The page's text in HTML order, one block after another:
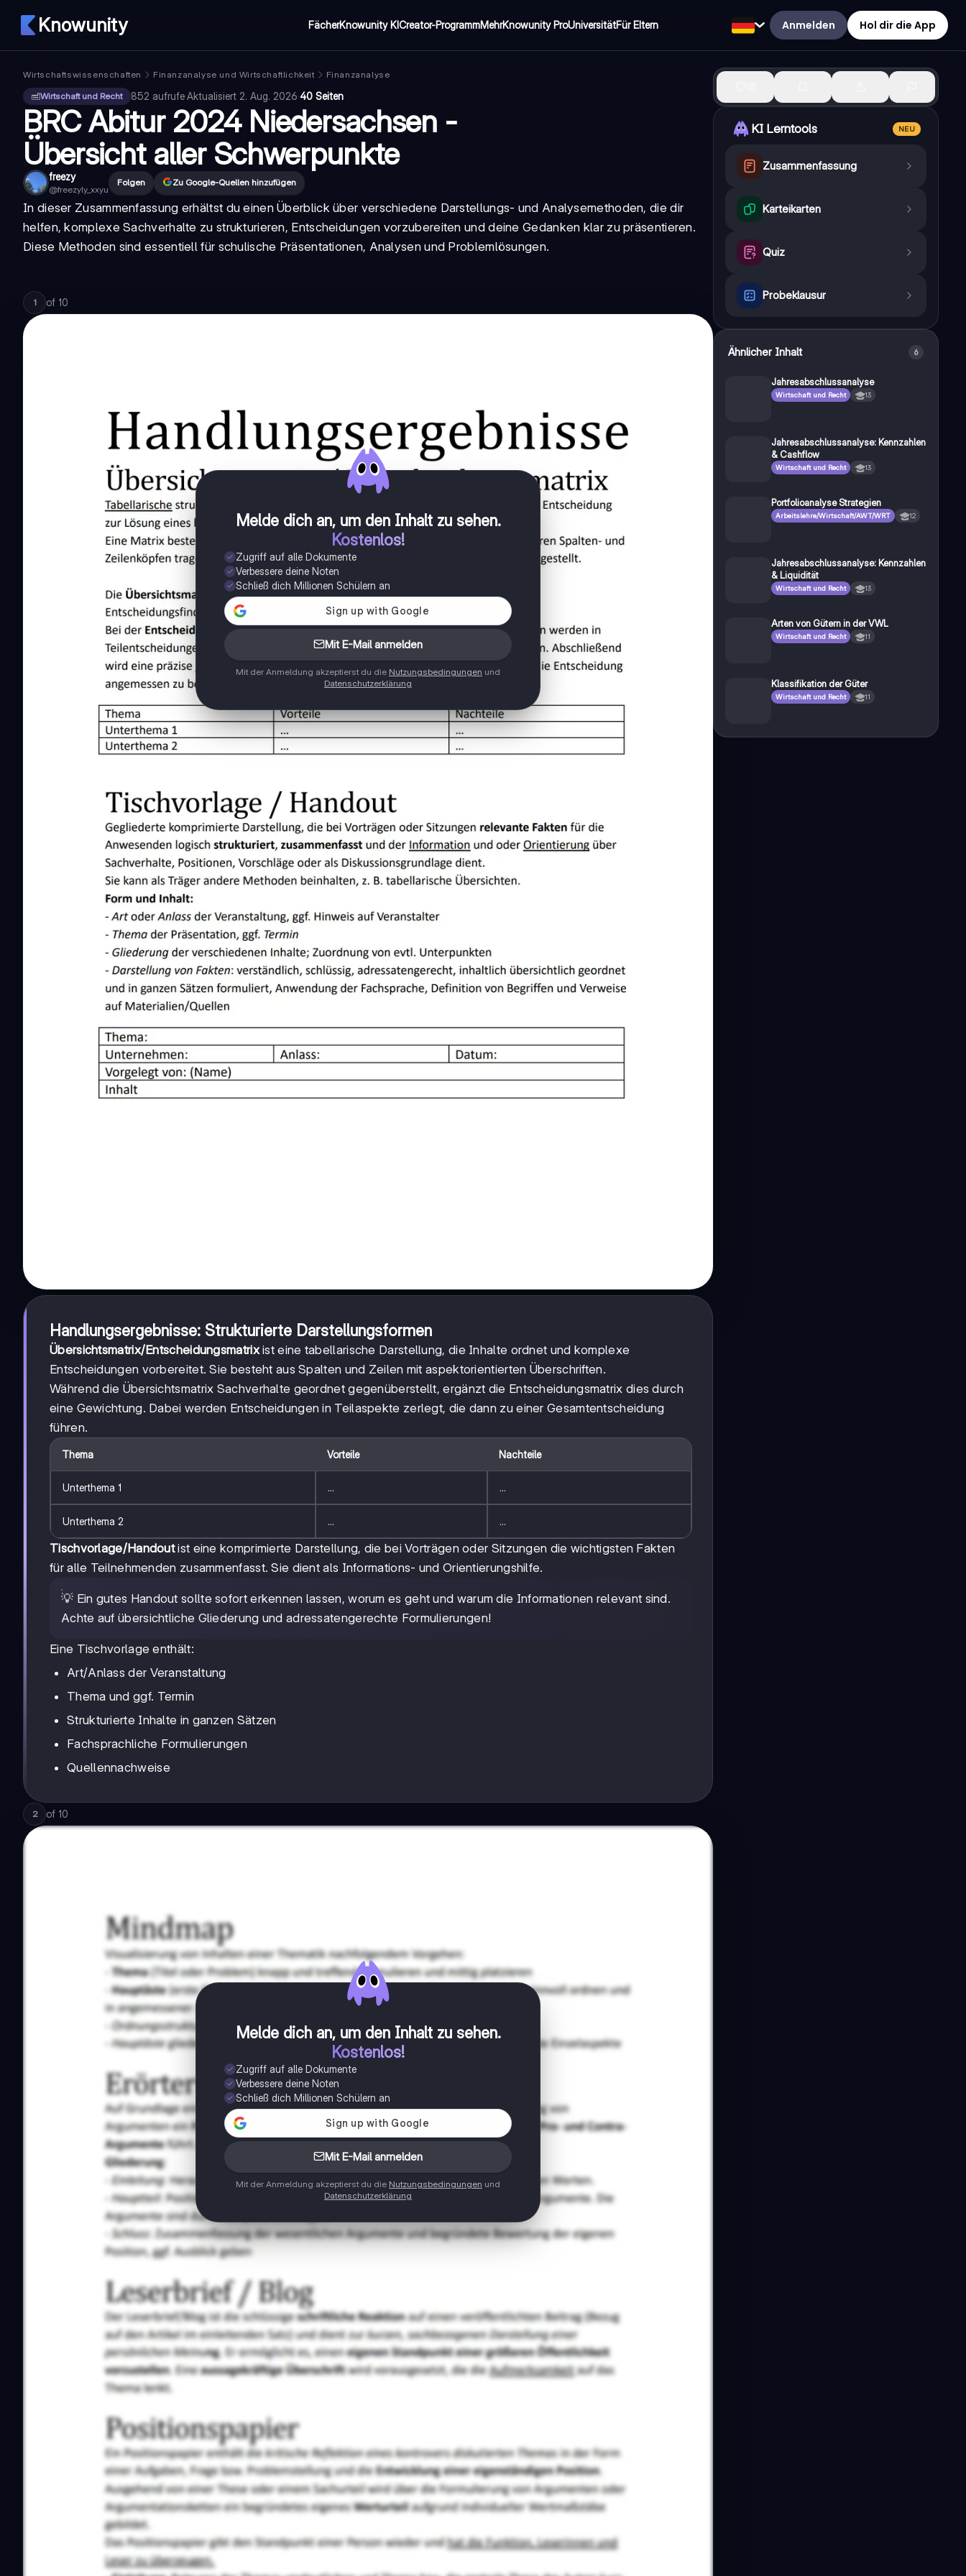
Knowunity FächerKnowunity KICreator-ProgrammMehrKnowunity ProUniversitätFür Eltern Anmelden Hol dir die App
Wirtschaftswissenschaften Finanzanalyse und Wirtschaftlichkeit
Finanzanalyse
Wirtschaft und Recht
852 aufrufe·Aktualisiert 2. Aug. 2026·40 Seiten
BRC Abitur 2024 Niedersachsen -
Übersicht aller Schwerpunkte
freezy
@freezyly_xxyu
Folgen Zu Google-Quellen hinzufügen
In dieser Zusammenfassung erhältst du einen Überblick über verschiedene Darstellungs- und Analysemethoden, die dir
helfen, komplexe Sachverhalte zu strukturieren, Entscheidungen vorzubereiten und deine Gedanken klar zu präsentieren.
Diese Methoden sind essentiell für schulische Präsentationen, Analysen und Problemlösungen.
1 of 10
Melde dich an, um den Inhalt zu sehen.
Kostenlos!
Zugriff auf alle Dokumente
Verbessere deine Noten
Schließ dich Millionen Schülern an
Mit E-Mail anmelden
Mit der Anmeldung akzeptierst du die Nutzungsbedingungen und
Datenschutzerklärung
Handlungsergebnisse: Strukturierte Darstellungsformen
Übersichtsmatrix/Entscheidungsmatrixist eine tabellarische Darstellung, die Inhalte ordnet und komplexe
Entscheidungen vorbereitet. Sie besteht aus Spalten und Zeilen mit aspektorientierten Überschriften.
Während die Übersichtsmatrix Sachverhalte geordnet gegenüberstellt, ergänzt die Entscheidungsmatrix dies durch
eine Gewichtung. Dabei werden Entscheidungen in Teilaspekte zerlegt, die dann zu einer Gesamtentscheidung
führen.
Thema Vorteile Nachteile
Unterthema 1 ... ...
Unterthema 2 ... ...
Tischvorlage/Handoutist eine komprimierte Darstellung, die bei Vorträgen oder Sitzungen die wichtigsten Fakten
für alle Teilnehmenden zusammenfasst. Sie dient als Informations- und Orientierungshilfe.
💡 Ein gutes Handout sollte sofort erkennen lassen, worum es geht und warum die Informationen relevant sind.
Achte auf übersichtliche Gliederung und adressatengerechte Formulierungen!
Eine Tischvorlage enthält:
Art/Anlass der Veranstaltung
Thema und ggf. Termin
Strukturierte Inhalte in ganzen Sätzen
Fachsprachliche Formulierungen
Quellennachweise
2 of 10
Melde dich an, um den Inhalt zu sehen.
Kostenlos!
Zugriff auf alle Dokumente
Verbessere deine Noten
Schließ dich Millionen Schülern an
Mit E-Mail anmelden
Mit der Anmeldung akzeptierst du die Nutzungsbedingungen und
Datenschutzerklärung
KI Lerntools NEU
Zusammenfassung
Karteikarten
Quiz
Probeklausur
Ähnlicher Inhalt 6
Jahresabschlussanalyse
Wirtschaft und Recht 13
Jahresabschlussanalyse: Kennzahlen
& Cashflow
Wirtschaft und Recht 13
Portfolioanalyse Strategien
Arbeitslehre/Wirtschaft/AWT/WRT 12
Jahresabschlussanalyse: Kennzahlen
& Liquidität
Wirtschaft und Recht 13
Arten von Gütern in der VWL
Wirtschaft und Recht 11
Klassifikation der Güter
Wirtschaft und Recht 11